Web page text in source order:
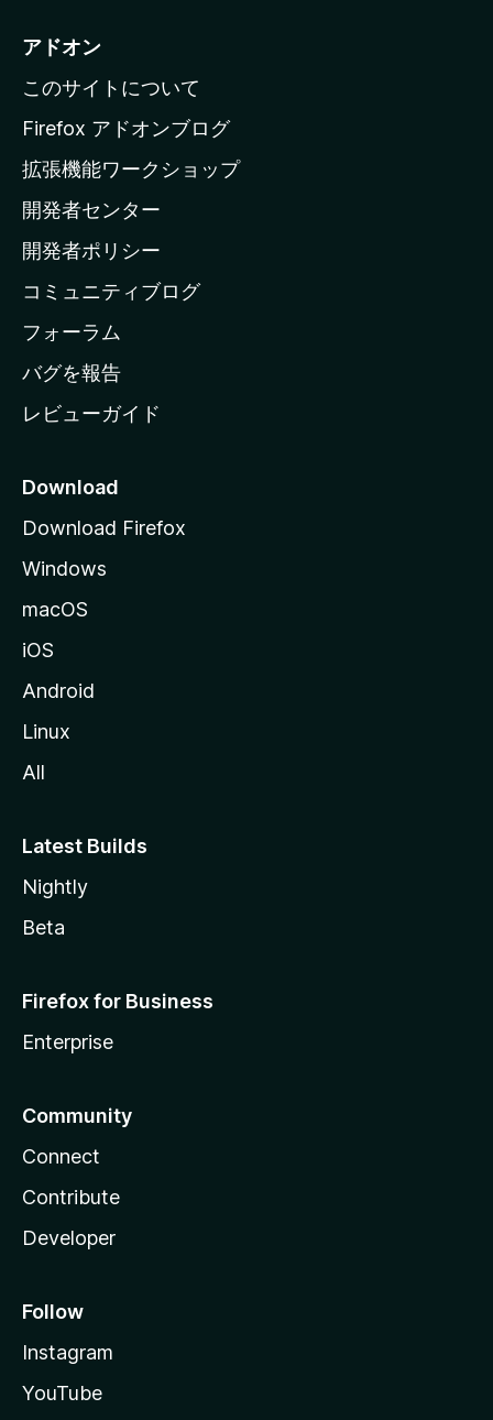
i
l
a
ホ
ー
ム
ー
ジ
へ
アドオン
このサイトについて
Firefox アドオンブログ
拡張機能ワークショップ
開発者センター
開発者ポリシー
コミュニティブログ
フォーラム
バグを報告
レビューガイド
Download
Download Firefox
Windows
macOS
iOS
Android
Linux
All
Latest Builds
Nightly
Beta
Firefox for Business
Enterprise
Community
Connect
Contribute
Developer
Follow
Instagram
YouTube